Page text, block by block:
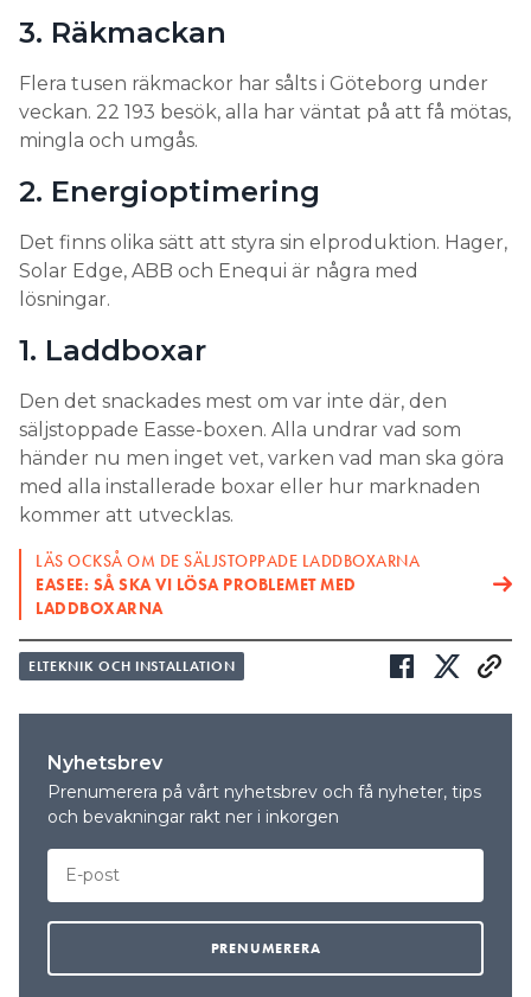
3. Räkmackan
Flera tusen räkmackor har sålts i Göteborg under
veckan. 22 193 besök, alla har väntat på att få mötas,
mingla och umgås.
2. Energioptimering
Det finns olika sätt att styra sin elproduktion. Hager,
Solar Edge, ABB och Enequi är några med
lösningar.
1. Laddboxar
Den det snackades mest om var inte där, den
säljstoppade Easse-boxen. Alla undrar vad som
händer nu men inget vet, varken vad man ska göra
med alla installerade boxar eller hur marknaden
kommer att utvecklas.
LÄS OCKSÅ OM DE SÄLJSTOPPADE LADDBOXARNA
EASEE: SÅ SKA VI LÖSA PROBLEMET MED
LADDBOXARNA
ELTEKNIK OCH INSTALLATION
Nyhetsbrev
Prenumerera på vårt nyhetsbrev och få nyheter, tips
och bevakningar rakt ner i inkorgen